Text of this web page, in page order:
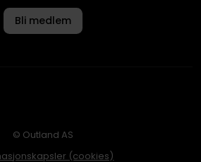
Bli medlem
© Outland AS
(cookies)